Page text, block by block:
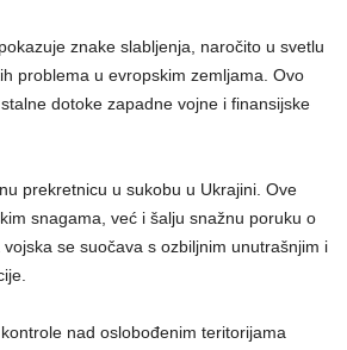
znake slabljenja, naročito u svetlu
problema u evropskim zemljama. Ovo
dotoke zapadne vojne i finansijske
prekretnicu u sukobu u Ukrajini. Ove
snagama, već i šalju snažnu poruku o
se suočava s ozbiljnim unutrašnjim i
nad oslobođenim teritorijama